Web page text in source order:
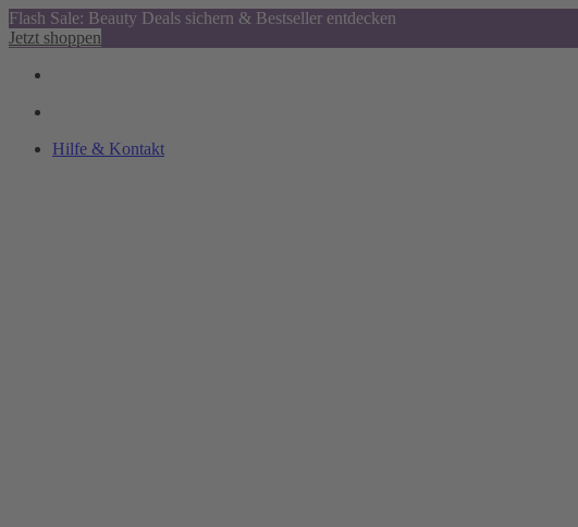
Flash Sale: Beauty Deals sichern & Bestseller entdecken
Jetzt shoppen
Hilfe & Kontakt